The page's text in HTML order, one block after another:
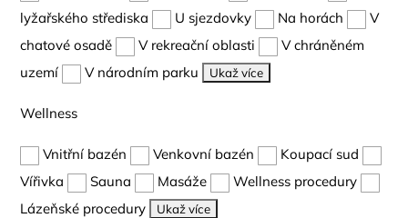
lyžařského střediska
U sjezdovky Na horách
V
chatové osadě
V rekreační oblasti
V chráněném
uzemí
V národním parku Ukaž více
Wellness
Vnitřní bazén Venkovní bazén
Koupací sud
Vířivka
Sauna Masáže
Wellness procedury
Lázeňské procedury
Ukaž více